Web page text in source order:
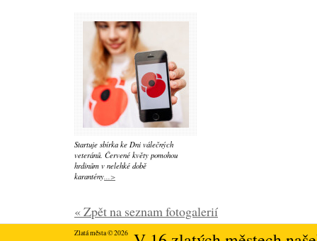
Startuje sbírka ke Dni válečných
veteránů. Červené květy pomohou
hrdinům v nelehké době
karantény...>
« Zpět na seznam fotogalerií
Zlatá města © 2026